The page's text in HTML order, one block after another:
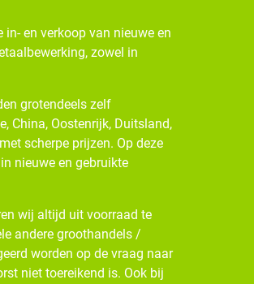
in- en verkoop van nieuwe en
zowel in
grotendeels zelf
China, Oostenrijk, Duitsland,
scherpe prijzen. Op deze
nieuwe en gebruikte
wij altijd uit voorraad te
andere groothandels /
worden op de vraag naar
niet toereikend is. Ook bij